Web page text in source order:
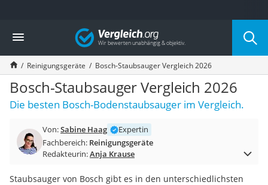
Die beliebtesten Vergleiche nach Kategorie
Haushalt
Wassersprudler
Zentralstaubsauger
Brotbackautomat
Wischroboter
Wäschespinne
Spülmaschinentabs
Akku-Staubsauger
AEG-Waschmaschine
Vergleich
Reinigungsgeräte Bosch-Staubsauger Vergleich 2026
Bosch-Staubsauger Vergleich 2026
Die besten Bosch-Bodenstaubsauger im Vergleich.
Von:Sabine Haag
Expertin
Fachbereich: Reinigungsgeräte
Redakteurin:Anja Krause
Staubsauger von Bosch gibt es in den unterschiedlichsten